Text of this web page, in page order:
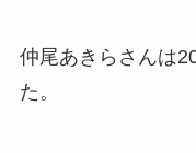
仲尾あきらさんは
た。